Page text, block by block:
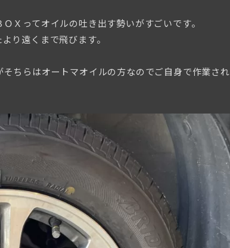
Ｘってオイルの吐き出す勢いがすごいです。
り遠くまで飛びます。
ちらはオートマオイルの方なのでご自身で作業され